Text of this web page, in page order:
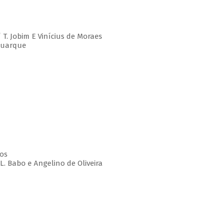
Jobim E Vinícius de Moraes
Babo e Angelino de Oliveira